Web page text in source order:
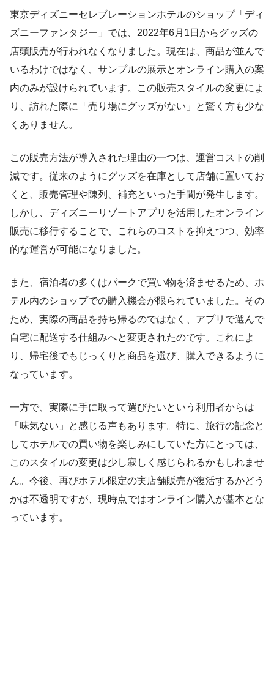
東京ディズニーセレブレーションホテルのショップ「ディ
ズニーファンタジー」では、2022年6月1日からグッズの
店頭販売が行われなくなりました。現在は、商品が並んで
いるわけではなく、サンプルの展示とオンライン購入の案
内のみが設けられています。この販売スタイルの変更によ
り、訪れた際に「売り場にグッズがない」と驚く方も少な
くありません。
この販売方法が導入された理由の一つは、運営コストの削
減です。従来のようにグッズを在庫として店舗に置いてお
くと、販売管理や陳列、補充といった手間が発生します。
しかし、ディズニーリゾートアプリを活用したオンライン
販売に移行することで、これらのコストを抑えつつ、効率
的な運営が可能になりました。
また、宿泊者の多くはパークで買い物を済ませるため、ホ
テル内のショップでの購入機会が限られていました。その
ため、実際の商品を持ち帰るのではなく、アプリで選んで
自宅に配送する仕組みへと変更されたのです。これによ
り、帰宅後でもじっくりと商品を選び、購入できるように
なっています。
一方で、実際に手に取って選びたいという利用者からは
「味気ない」と感じる声もあります。特に、旅行の記念と
してホテルでの買い物を楽しみにしていた方にとっては、
このスタイルの変更は少し寂しく感じられるかもしれませ
ん。今後、再びホテル限定の実店舗販売が復活するかどう
かは不透明ですが、現時点ではオンライン購入が基本とな
っています。